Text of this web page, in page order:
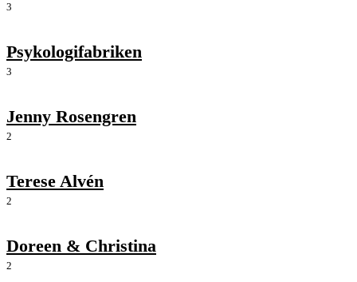
3
Psykologifabriken
3
Jenny Rosengren
2
Terese Alvén
2
Doreen & Christina
2